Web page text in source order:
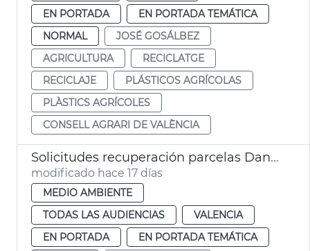
EN PORTADA
EN PORTADA TEMÁTICA
NORMAL
JOSÉ GOSÁLBEZ
AGRICULTURA
RECICLATGE
RECICLAJE
PLÁSTICOS AGRÍCOLAS
PLÀSTICS AGRÍCOLES
CONSELL AGRARI DE VALÈNCIA
Solicitudes recuperación parcelas Dana València
modificado hace 17 días
MEDIO AMBIENTE
TODAS LAS AUDIENCIAS
VALENCIA
EN PORTADA
EN PORTADA TEMÁTICA